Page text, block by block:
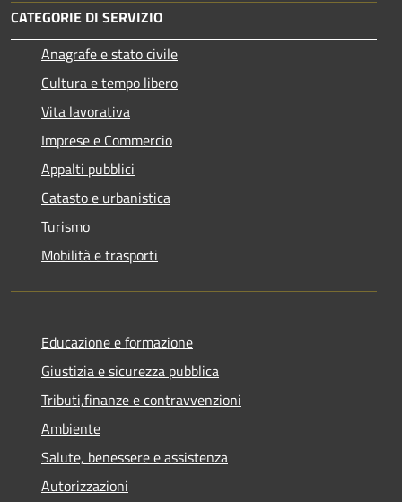
CATEGORIE DI SERVIZIO
Anagrafe e stato civile
Cultura e tempo libero
Vita lavorativa
Imprese e Commercio
Appalti pubblici
Catasto e urbanistica
Turismo
Mobilità e trasporti
Educazione e formazione
Giustizia e sicurezza pubblica
Tributi,finanze e contravvenzioni
Ambiente
Salute, benessere e assistenza
Autorizzazioni